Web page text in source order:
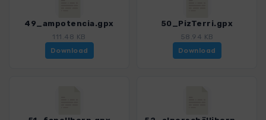
49_ampotencia.gpx
111.48 KB
Download
50_PizTerri.gpx
58.94 KB
Download